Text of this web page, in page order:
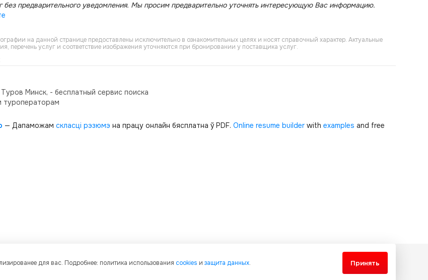
без предварительного уведомления. Мы просим предварительно уточнять интересующую Вас информацию.
на данной странице предоставлены исключительно в ознакомительных целях и носят справочный характер. Актуальные
перечень услуг и соответствие изображения уточняются при бронировании у поставщика услуг.
Минск, - бесплатный сервис поиска
туроператорам
— Дапаможам скласці рэзюмэ на працу онлайн бясплатна ў PDF. Online resume builder with examples and free
содержание, структуру и оформление страниц защищены международными соглашениями и законодательством Украины об
для вас. Подробнее: политика использования cookies и защита данных. Принять